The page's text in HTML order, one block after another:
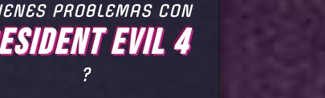
PROBLEMAS CON
EVIL 4
?